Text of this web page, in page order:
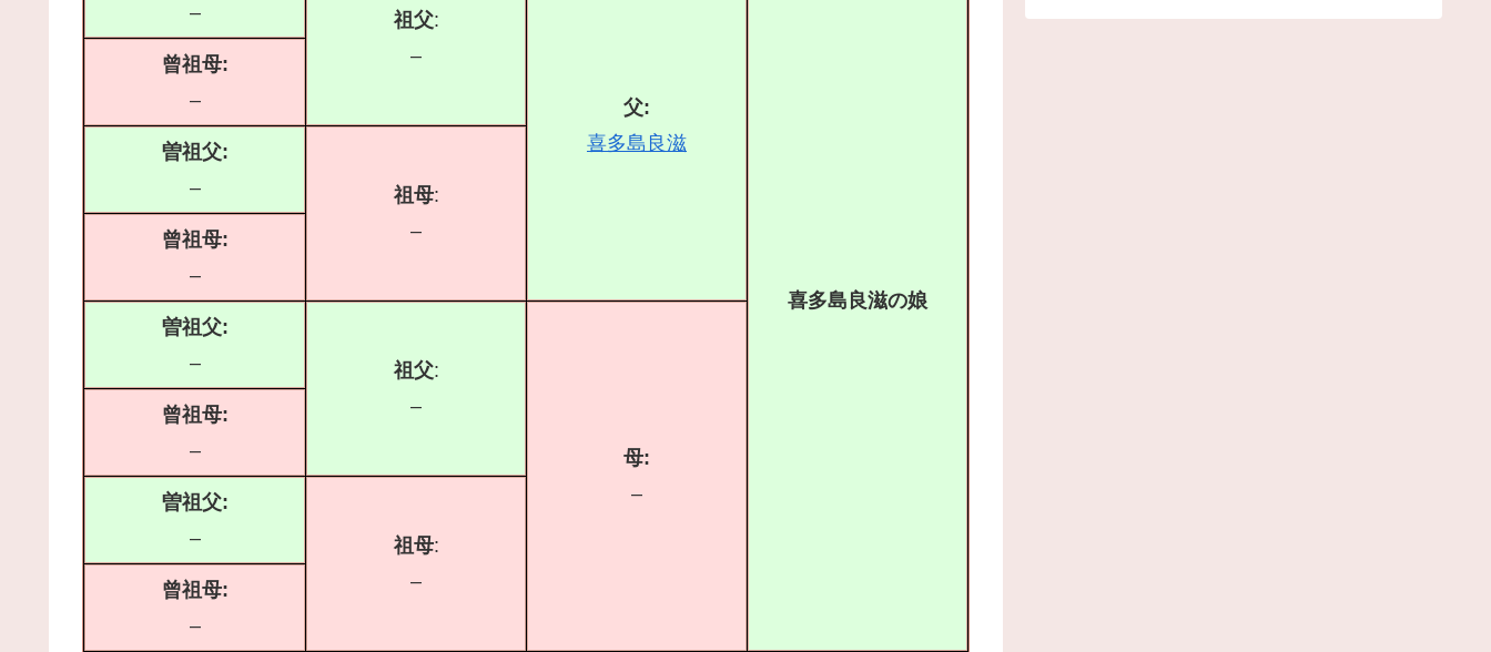
–
祖父:
–
父:
喜多島良滋
喜多島良滋の娘
曾祖母:
–
曽祖父:
–
祖母:
–
曾祖母:
–
曽祖父:
–
祖父:
–
母:
–
曾祖母:
–
曽祖父:
–
祖母:
–
曾祖母:
–